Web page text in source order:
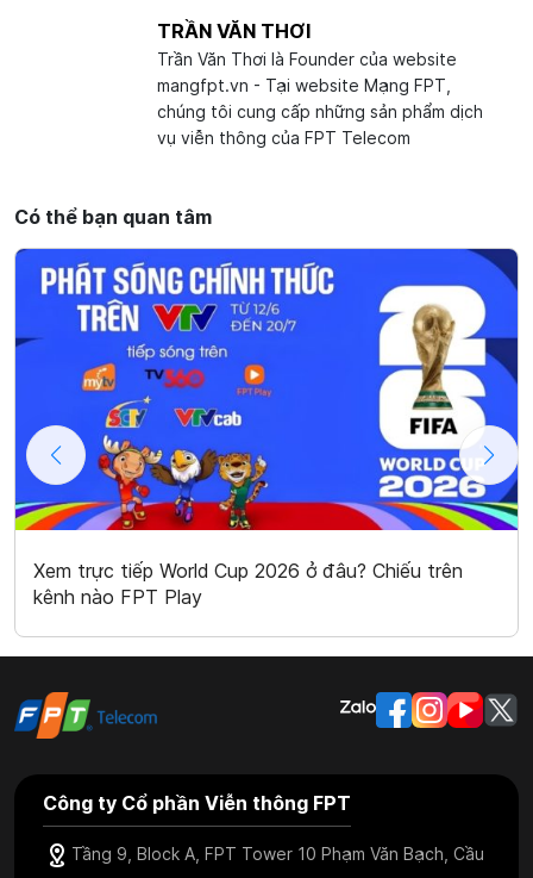
TRẦN VĂN THƠI
Trần Văn Thơi là Founder của website
mangfpt.vn - Tại website Mạng FPT,
chúng tôi cung cấp những sản phẩm dịch
vụ viễn thông của FPT Telecom
Có thể bạn quan tâm
Xem trực tiếp World Cup 2026 ở đâu? Chiếu trên
kênh nào FPT Play
Công ty Cổ phần Viễn thông FPT
Tầng 9, Block A, FPT Tower 10 Phạm Văn Bạch, Cầu